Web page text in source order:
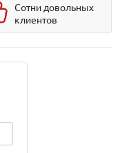
Сотни довольных
клиентов